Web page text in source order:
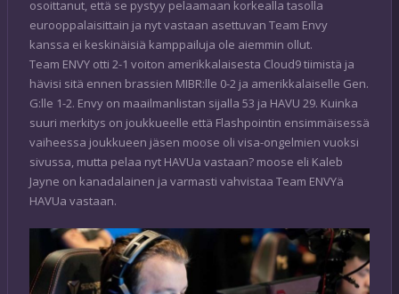
osoittanut, että se pystyy pelaamaan korkealla tasolla
eurooppalaisittain ja nyt vastaan asettuvan Team Envy
kanssa ei keskinäisiä kamppailuja ole aiemmin ollut.
Team ENVY otti 2-1 voiton amerikkalaisesta Cloud9 tiimistä ja
hävisi sitä ennen brassien MIBR:lle 0-2 ja amerikkalaiselle Gen.
G:lle 1-2. Envy on maailmanlistan sijalla 53 ja HAVU 29. Kuinka
suuri merkitys on joukkueelle että Flashpointin ensimmäisessä
vaiheessa joukkueen jäsen moose oli visa-ongelmien vuoksi
sivussa, mutta pelaa nyt HAVUa vastaan? moose eli Kaleb
Jayne on kanadalainen ja varmasti vahvistaa Team ENVYä
HAVUa vastaan.